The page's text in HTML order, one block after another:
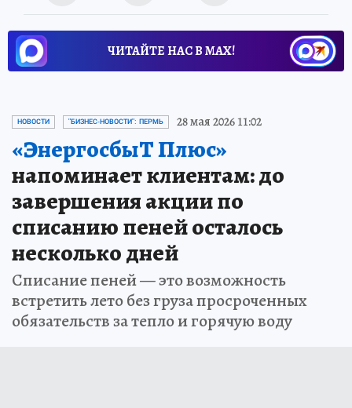
ЧИТАЙТЕ НАС В МАХ!
НОВОСТИ "БИЗНЕС-НОВОСТИ": ПЕРМЬ 28 мая 2026 11:02
«ЭнергосбыТ Плюс»
напоминает клиентам: до
завершения акции по
списанию пеней осталось
несколько дней
Списание пеней — это возможность
встретить лето без груза просроченных
обязательств за тепло и горячую воду